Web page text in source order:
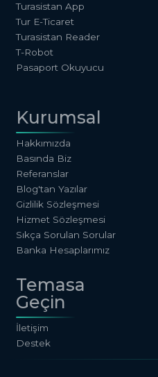
Turasistan App
Tur E-Ticaret
Turasistan Reader
T-Robot
Pasaport Okuyucu
Kurumsal
Hakkımızda
Basında Biz
Referanslar
Blog'tan Yazılar
Gizlilik Sözleşmesi
Hizmet Sözleşmesi
Sıkça Sorulan Sorular
Banka Hesaplarımız
Temasa
Geçin
İletişim
Destek